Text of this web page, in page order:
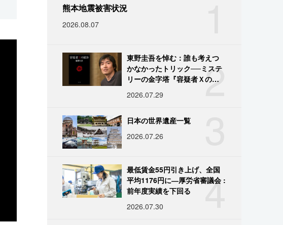
熊本地震被害状況
2026.08.07
2
東野圭吾を悼む：誰も考えつ
かなかったトリック──ミステ
リーの金字塔『容疑者Ｘの献
2026.07.29
日本の世界遺産一覧
2026.07.26
4
最低賃金55円引き上げ、全国
平均1176円に―厚労省審議会 :
前年度実績を下回る
2026.07.30